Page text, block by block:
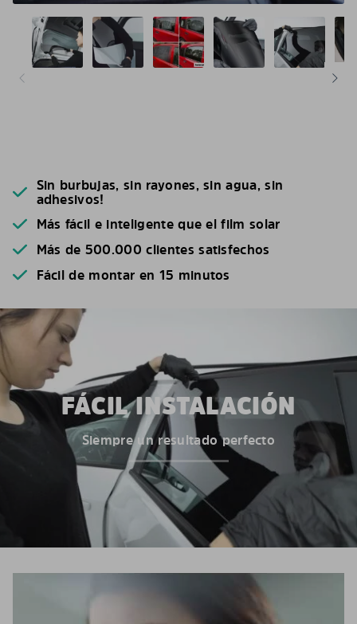
Sin burbujas, sin rayones, sin agua, sin
adhesivos!
Más fácil e inteligente que el film solar
Más de 500.000 clientes satisfechos
Fácil de montar en 15 minutos
FÁCIL INSTALACIÓN
Siempre un resultado perfecto